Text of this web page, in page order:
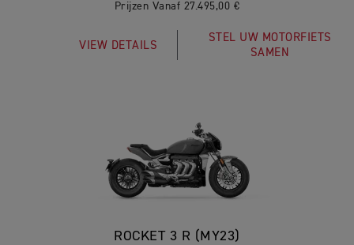
Prijzen Vanaf 27.495,00 €
VIEW DETAILS
STEL UW MOTORFIETS
SAMEN
ROCKET 3 R (MY23)